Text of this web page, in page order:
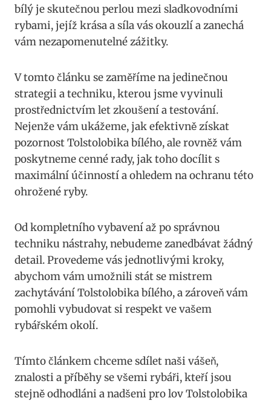
bílý je skutečnou perlou mezi ⁣sladkovodními
rybami, jejíž krása a ⁣síla ​vás okouzlí a zanechá
vám​ nezapomenutelné zážitky.
V tomto článku se ‍zaměříme na ‌jedinečnou
strategii‍ a⁤ techniku, kterou jsme vyvinuli
prostřednictvím ‌let zkoušení a testování.
Nejenže vám‍ ukážeme, jak efektivně získat
pozornost Tolstolobika bílého, ale ⁣rovněž vám
poskytneme cenné​ rady, jak toho docílit s
maximální účinností ​a ‍ohledem na‍ ochranu této
ohrožené ryby.
Od kompletního vybavení​ až po správnou
techniku ⁢nástrahy, ‍nebudeme zanedbávat žádný
detail.​ Provedeme vás ⁤jednotlivými kroky,
abychom vám ⁤umožnili stát⁣ se mistrem
zachytávání Tolstolobika ⁢bílého, a zároveň vám
pomohli vybudovat si respekt ve‌ vašem
rybářském okolí.
Tímto článkem chceme sdílet‌ naši vášeň,​
znalosti⁣ a příběhy se všemi⁤ rybáři, ‍kteří jsou
stejně odhodláni a nadšeni pro lov Tolstolobika